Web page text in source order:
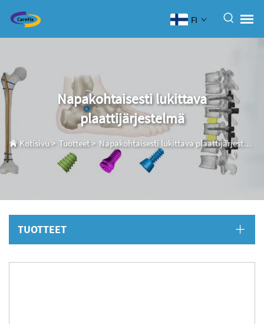
FI
Napakohtaisesti lukittava
plaattijärjestelmä
Kotisivu> Tuotteet> Napakohtaisesti lukittava plaattijärjestelmä
TUOTTEET